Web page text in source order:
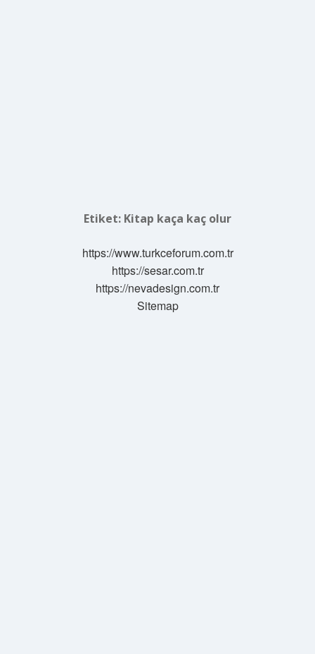
Etiket: Kitap kaça kaç olur
https://www.turkceforum.com.tr
https://sesar.com.tr
https://nevadesign.com.tr
Sitemap